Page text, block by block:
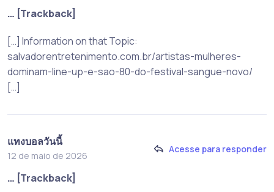
… [Trackback]
[…] Information on that Topic:
salvadorentretenimento.com.br/artistas-mulheres-
dominam-line-up-e-sao-80-do-festival-sangue-novo/
[…]
แทงบอลวันนี้
12 de maio de 2026
Acesse para responder
… [Trackback]